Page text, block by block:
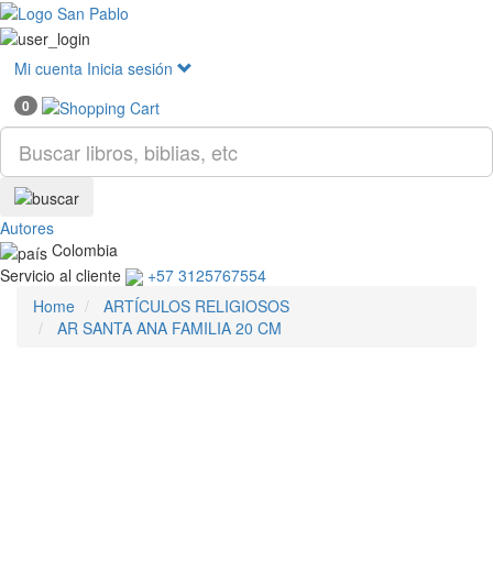
Mi cuenta Inicia sesión
0
Autores
Colombia
Servicio al cliente
+57 3125767554
Home
ARTÍCULOS RELIGIOSOS
AR SANTA ANA FAMILIA 20 CM